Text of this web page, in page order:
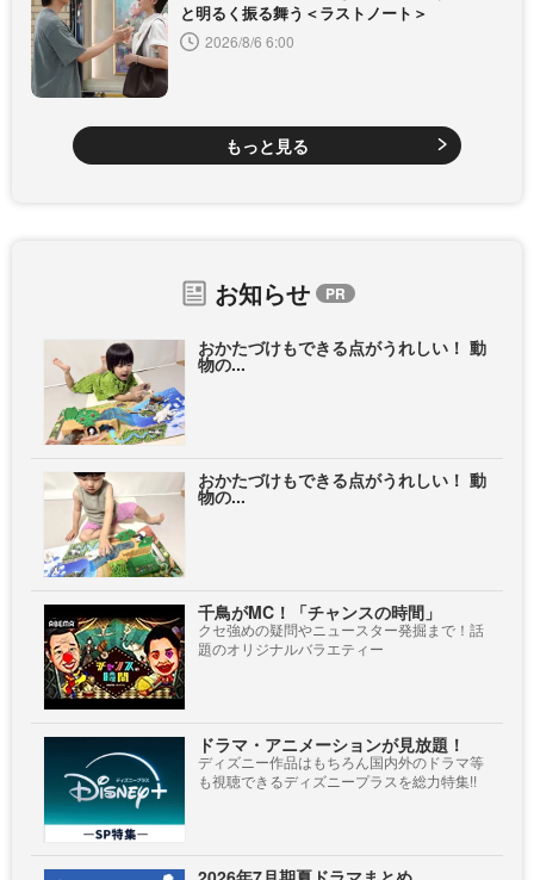
と明るく振る舞う＜ラストノート＞
2026/8/6 6:00
もっと見る
お知らせ
おかたづけもできる点がうれしい！ 動
物の...
おかたづけもできる点がうれしい！ 動
物の...
千鳥がMC！「チャンスの時間」
クセ強めの疑問やニュースター発掘まで！話
題のオリジナルバラエティー
ドラマ・アニメーションが見放題！
ディズニー作品はもちろん国内外のドラマ等
も視聴できるディズニープラスを総力特集!!